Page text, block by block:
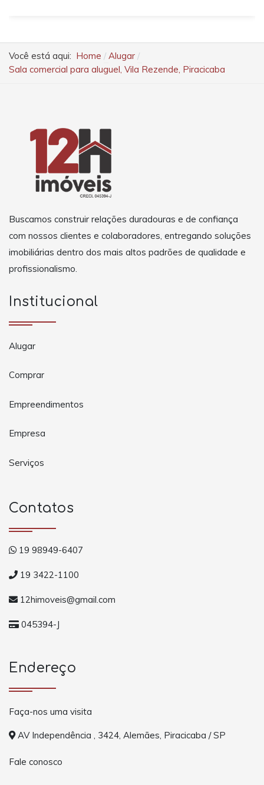
Você está aqui: Home
Alugar
Sala comercial para aluguel, Vila Rezende, Piracicaba
Buscamos construir relações duradouras e de confiança
com nossos clientes e colaboradores, entregando soluções
imobiliárias dentro dos mais altos padrões de qualidade e
profissionalismo.
Institucional
Alugar
Comprar
Empreendimentos
Empresa
Serviços
Contatos
19 98949-6407
19 3422-1100
12himoveis@gmail.com
045394-J
Endereço
Faça-nos uma visita
AV Independência , 3424, Alemães, Piracicaba / SP
Fale conosco